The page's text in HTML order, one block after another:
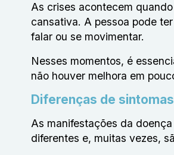
As crises acontecem
cansativa. A pessoa pode
falar ou se movimentar.
Nesses momentos, é
não houver melhora em
Diferenças de
As manifestações da
diferentes e, muitas vezes,